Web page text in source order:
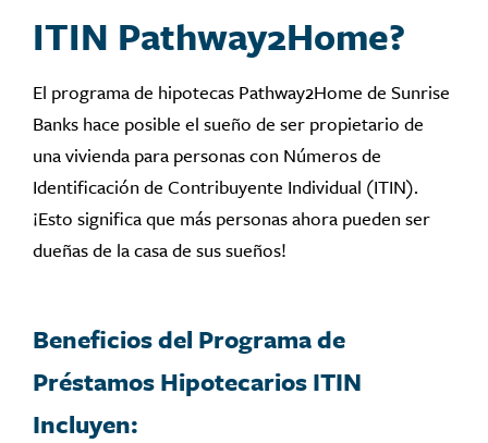
ITIN Pathway2Home?
El programa de hipotecas Pathway2Home de Sunrise
Banks hace posible el sueño de ser propietario de
una vivienda para personas con Números de
Identificación de Contribuyente Individual (ITIN).
¡Esto significa que más personas ahora pueden ser
dueñas de la casa de sus sueños!
Beneficios del Programa de
Préstamos Hipotecarios ITIN
Incluyen: